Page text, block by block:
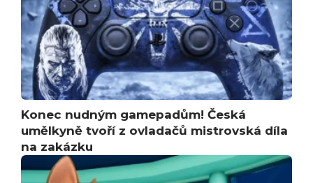
Konec nudným gamepadům! Česká
umělkyně tvoří z ovladačů mistrovská díla
na zakázku